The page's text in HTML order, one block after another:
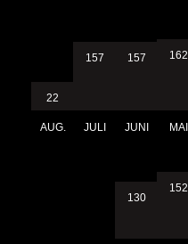
22
AUG.
157
JULI
157
JUNI
162
MAI
130
152